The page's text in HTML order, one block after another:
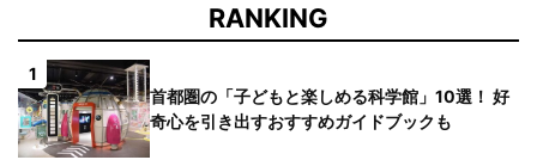
RANKING
1
首都圏の「子どもと楽しめる科学館」10選！ 好
奇心を引き出すおすすめガイドブックも